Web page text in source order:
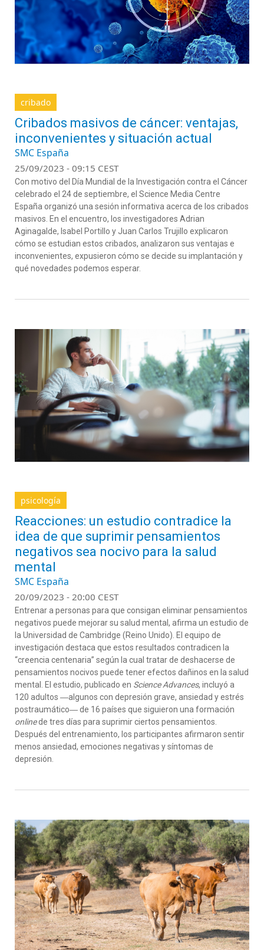
cribado
Cribados masivos de cáncer: ventajas,
inconvenientes y situación actual
SMC España
25/09/2023 - 09:15 CEST
Con motivo del Día Mundial de la Investigación contra el Cáncer
celebrado el 24 de septiembre, el Science Media Centre
España organizó una sesión informativa acerca de los cribados
masivos. En el encuentro, los investigadores Adrian
Aginagalde, Isabel Portillo y Juan Carlos Trujillo explicaron
cómo se estudian estos cribados, analizaron sus ventajas e
inconvenientes, expusieron cómo se decide su implantación y
qué novedades podemos esperar.
psicología
Reacciones: un estudio contradice la
idea de que suprimir pensamientos
negativos sea nocivo para la salud
mental
SMC España
20/09/2023 - 20:00 CEST
Entrenar a personas para que consigan eliminar pensamientos
negativos puede mejorar su salud mental, afirma un estudio de
la Universidad de Cambridge (Reino Unido). El equipo de
investigación destaca que estos resultados contradicen la
“creencia centenaria” según la cual tratar de deshacerse de
pensamientos nocivos puede tener efectos dañinos en la salud
mental. El estudio, publicado en Science Advances, incluyó a
120 adultos ―algunos con depresión grave, ansiedad y estrés
postraumático― de 16 países que siguieron una formación
onlinede tres días para suprimir ciertos pensamientos.
Después del entrenamiento, los participantes afirmaron sentir
menos ansiedad, emociones negativas y síntomas de
depresión.